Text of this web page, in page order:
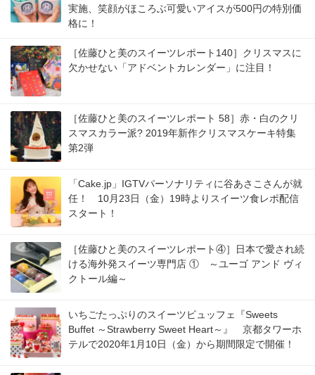
実施、笑顔がほころぶ可愛いアイスが500円の特別価
格に！
［佐藤ひと美のスイーツレポート140］クリスマスに
欠かせない「アドベントカレンダー」に注目！
［佐藤ひと美のスイーツレポート 58］赤・白のクリ
スマスカラー派? 2019年新作クリスマスケーキ特集
第2弾
「Cake.jp」IGTVパーソナリティに谷あさこさんが就
任！ 10月23日（金）19時よりスイーツ食レポ配信
スタート！
［佐藤ひと美のスイーツレポート④］日本で愛され続
ける海外発スイーツ専門店 ① ～ユーゴ アンド ヴィ
クトール編～
いちごたっぷりのスイーツビュッフェ『Sweets
Buffet ～Strawberry Sweet Heart～』 京都タワーホ
テルで2020年1月10日（金）から期間限定で開催！